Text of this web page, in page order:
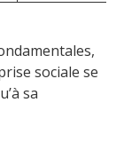
sociale se
sa